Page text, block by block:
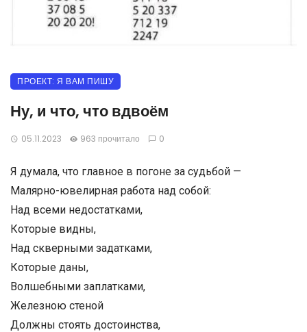
ПРОЕКТ: Я ВАМ ПИШУ
Ну, и что, что вдвоём
05.11.2023 963 прочитало 0
Я думала, что главное в погоне за судьбой —
Малярно-ювелирная работа над собой:
Над всеми недостатками,
Которые видны,
Над скверными задатками,
Которые даны,
Волшебными заплатками,
Железною стеной
Должны стоять достоинства,